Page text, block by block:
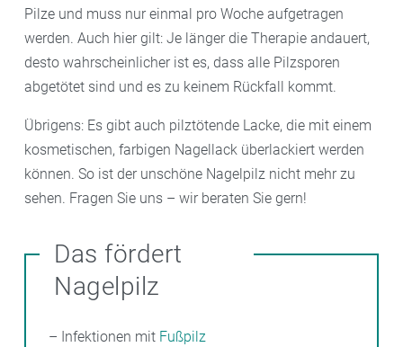
Pilze und muss nur einmal pro Woche aufgetragen
werden. Auch hier gilt: Je länger die Therapie andauert,
desto wahrscheinlicher ist es, dass alle Pilzsporen
abgetötet sind und es zu keinem Rückfall kommt.
Übrigens: Es gibt auch pilztötende Lacke, die mit einem
kosmetischen, farbigen Nagellack überlackiert werden
können. So ist der unschöne Nagelpilz nicht mehr zu
sehen. Fragen Sie uns – wir beraten Sie gern!
Das fördert
Nagelpilz
– Infektionen mit Fußpilz